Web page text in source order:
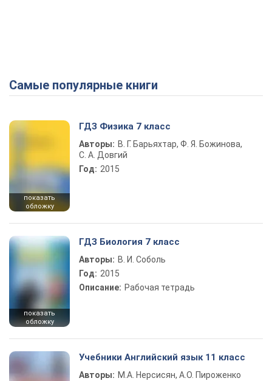
Самые популярные книги
показать
обложку
ГДЗ Физика 7 класс
Авторы: В. Г. Барьяхтар, Ф. Я. Божинова,
С. А. Довгий
Год: 2015
показать
обложку
ГДЗ Биология 7 класс
Авторы: В. И. Соболь
Год: 2015
Описание: Рабочая тетрадь
Учебники Английский язык 11 класс
Авторы: М.А. Нерсисян, А.О. Пироженко